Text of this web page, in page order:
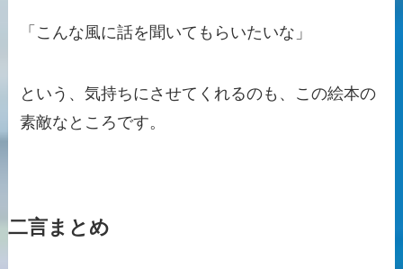
「こんな風に話を聞いてもらいたいな」
という、気持ちにさせてくれるのも、この絵本の
素敵なところです。
二言まとめ